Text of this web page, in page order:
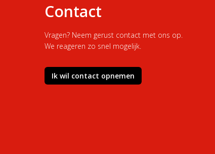
Contact
Vragen? Neem gerust contact met ons op.
We reageren zo snel mogelijk.
Ik wil contact opnemen